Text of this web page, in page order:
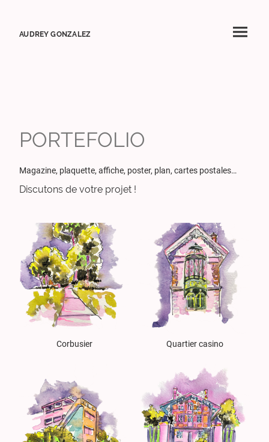
AUDREY GONZALEZ
PORTEFOLIO
Magazine, plaquette, affiche, poster, plan, cartes postales…
Discutons de votre projet !
Corbusier Quartier casino